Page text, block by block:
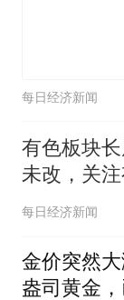
每日经济新闻
有色板块
未改，关
ETF（
每日经济新闻
金价突然
盎司黄金